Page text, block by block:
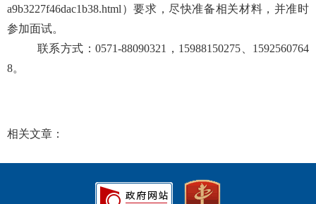
a9b3227f46dac1b38.html ）要求，尽快准备相关材料，并准时
参加面试。
联系方式：0571-88090321，15988150275、1592560764
8。
相关文章：